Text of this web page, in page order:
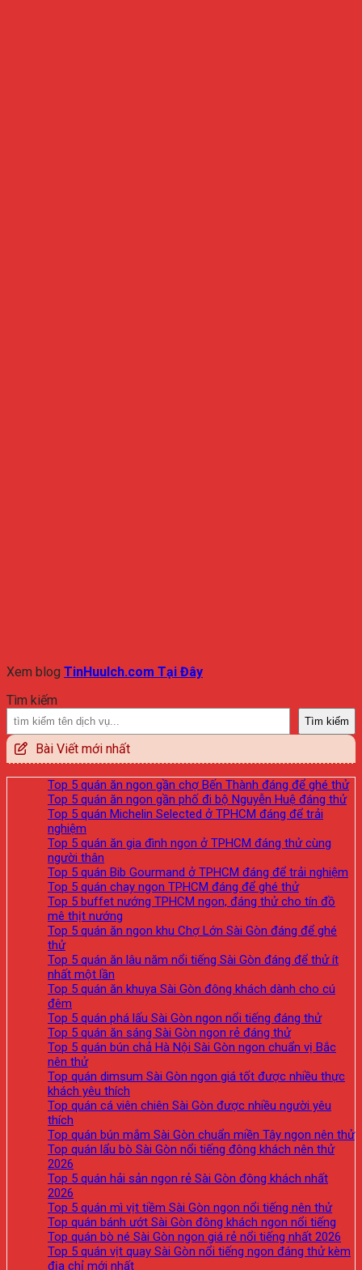
Xem blog TinHuuIch.com Tại Đây
Tìm kiếm
Tìm kiếm
Bài Viết mới nhất
Top 5 quán ăn ngon gần chợ Bến Thành đáng để ghé thử
Top 5 quán ăn ngon gần phố đi bộ Nguyễn Huệ đáng thử
Top 5 quán Michelin Selected ở TPHCM đáng để trải
nghiệm
Top 5 quán ăn gia đình ngon ở TPHCM đáng thử cùng
người thân
Top 5 quán Bib Gourmand ở TPHCM đáng để trải nghiệm
Top 5 quán chay ngon TPHCM đáng để ghé thử
Top 5 buffet nướng TPHCM ngon, đáng thử cho tín đồ
mê thịt nướng
Top 5 quán ăn ngon khu Chợ Lớn Sài Gòn đáng để ghé
thử
Top 5 quán ăn lâu năm nổi tiếng Sài Gòn đáng để thử ít
nhất một lần
Top 5 quán ăn khuya Sài Gòn đông khách dành cho cú
đêm
Top 5 quán phá lấu Sài Gòn ngon nổi tiếng đáng thử
Top 5 quán ăn sáng Sài Gòn ngon rẻ đáng thử
Top 5 quán bún chả Hà Nội Sài Gòn ngon chuẩn vị Bắc
nên thử
Top quán dimsum Sài Gòn ngon giá tốt được nhiều thực
khách yêu thích
Top quán cá viên chiên Sài Gòn được nhiều người yêu
thích
Top quán bún mắm Sài Gòn chuẩn miền Tây ngon nên thử
Top quán lẩu bò Sài Gòn nổi tiếng đông khách nên thử
2026
Top 5 quán hải sản ngon rẻ Sài Gòn đông khách nhất
2026
Top 5 quán mì vịt tiềm Sài Gòn ngon nổi tiếng nên thử
Top quán bánh ướt Sài Gòn đông khách ngon nổi tiếng
Top quán bò né Sài Gòn ngon giá rẻ nổi tiếng nhất 2026
Top 5 quán vịt quay Sài Gòn nổi tiếng ngon đáng thử kèm
địa chỉ mới nhất